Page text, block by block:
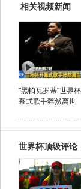
相关视频新闻
"黑帕瓦罗蒂"世界
幕式歌手猝然离世
世界杯顶级评论